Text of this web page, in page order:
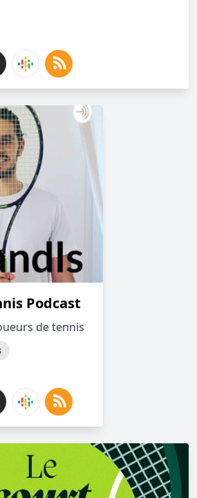
Podcast
de tennis